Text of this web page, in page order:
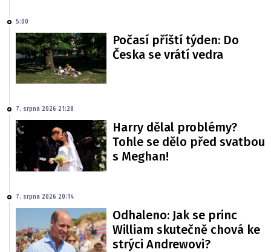
5:00
Počasí příští týden: Do
Česka se vrátí vedra
7. srpna 2026 21:28
Harry dělal problémy?
Tohle se dělo před svatbou
s Meghan!
7. srpna 2026 20:14
Odhaleno: Jak se princ
William skutečně chová ke
strýci Andrewovi?